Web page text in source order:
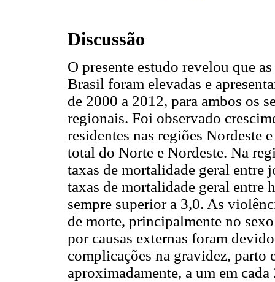
Discussão
O presente estudo revelou que
Brasil foram elevadas e
de 2000 a 2012, para ambos os
regionais. Foi observado
residentes nas regiões Nordeste
total do Norte e Nordeste. Na
taxas de mortalidade geral entre
taxas de mortalidade geral entre
sempre superior a 3,0. As
de morte, principalmente no
por causas externas foram
complicações na gravidez, parto
aproximadamente, a um em